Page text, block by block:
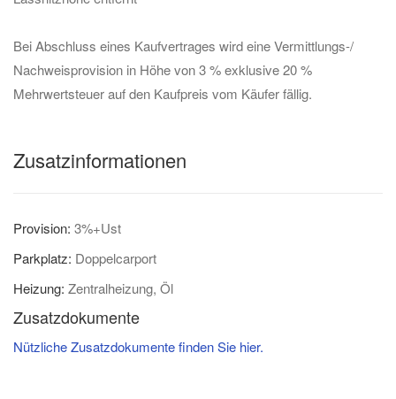
Bei Abschluss eines Kaufvertrages wird eine Vermittlungs-/
Nachweisprovision in Höhe von 3 % exklusive 20 %
Mehrwertsteuer auf den Kaufpreis vom Käufer fällig.
Zusatzinformationen
Provision: 3%+Ust
Parkplatz: Doppelcarport
Heizung: Zentralheizung, Öl
Zusatzdokumente
Nützliche Zusatzdokumente finden Sie hier.